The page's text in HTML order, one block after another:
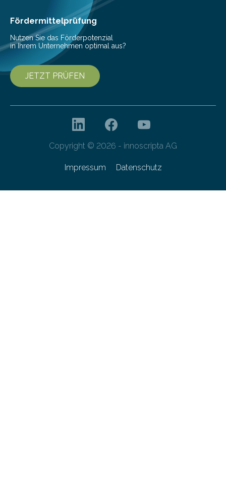
Cyberagentur organisiert am 25. März 2025, von 14:00
bis 16:00 Uhr, ein virtuelles Partnering Event zum
Forschungsprogramm „Datenrekonstruktion…
Fördermittelprüfung
Nutzen Sie das Förderpotenzial
in Ihrem Unternehmen optimal aus?
JETZT PRÜFEN
Copyright © 2026 - innoscripta AG
Impressum Datenschutz